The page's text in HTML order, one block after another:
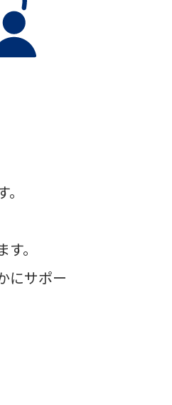
。
にサポー